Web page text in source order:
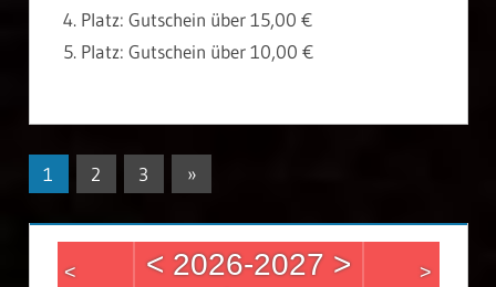
Platz: Gutschein über 15,00 €
Platz: Gutschein über 10,00 €
Beitragsnavigation
1 2 3
Nächste
»
< <2026-2027 > >